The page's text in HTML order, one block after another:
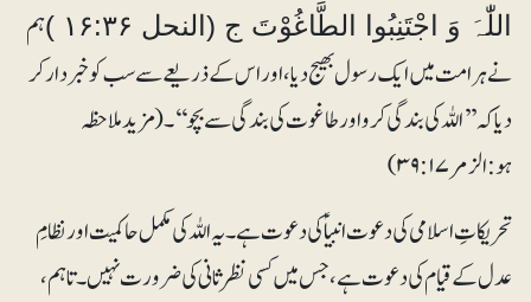
اللّٰہَ وَ اجْتَنِبُوا الطَّاغُوْتَ ج (النحل ۱۶:۳۶ )
ہم
نے ہرامت میں ایک رسول بھیج دیا، اور اس کے ذریعے سے سب کو خبردار کر
دیا کہ ’’اللہ کی بندگی کرو اور طاغوت کی بندگی سے بچو‘‘۔(مزیدملاحظہ
ہو:الزمر ۳۹:۱۷)
تحریکاتِ اسلامی کی دعوت انبیا ؑ کی دعوت ہے ۔ یہ اللہ کی مکمل حاکمیت اور نظامِ
عدل کے قیام کی دعوت ہے، جس میں کسی نظر ثانی کی ضرورت نہیں۔ تاہم،